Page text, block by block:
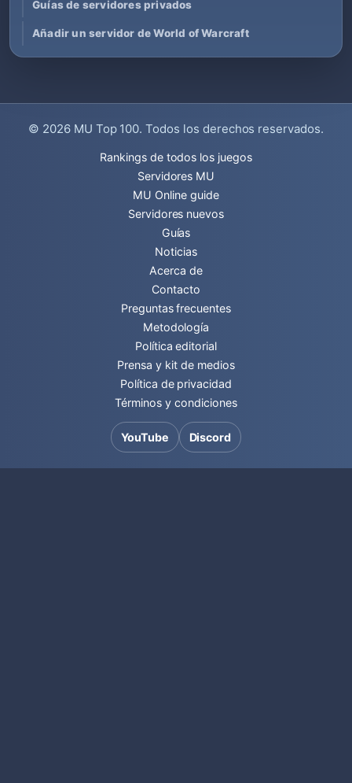
Guías de servidores privados
Añadir un servidor de World of Warcraft
© 2026 MU Top 100. Todos los derechos reservados.
Rankings de todos los juegos
Servidores MU
MU Online guide
Servidores nuevos
Guías
Noticias
Acerca de
Contacto
Preguntas frecuentes
Metodología
Política editorial
Prensa y kit de medios
Política de privacidad
Términos y condiciones
YouTube Discord